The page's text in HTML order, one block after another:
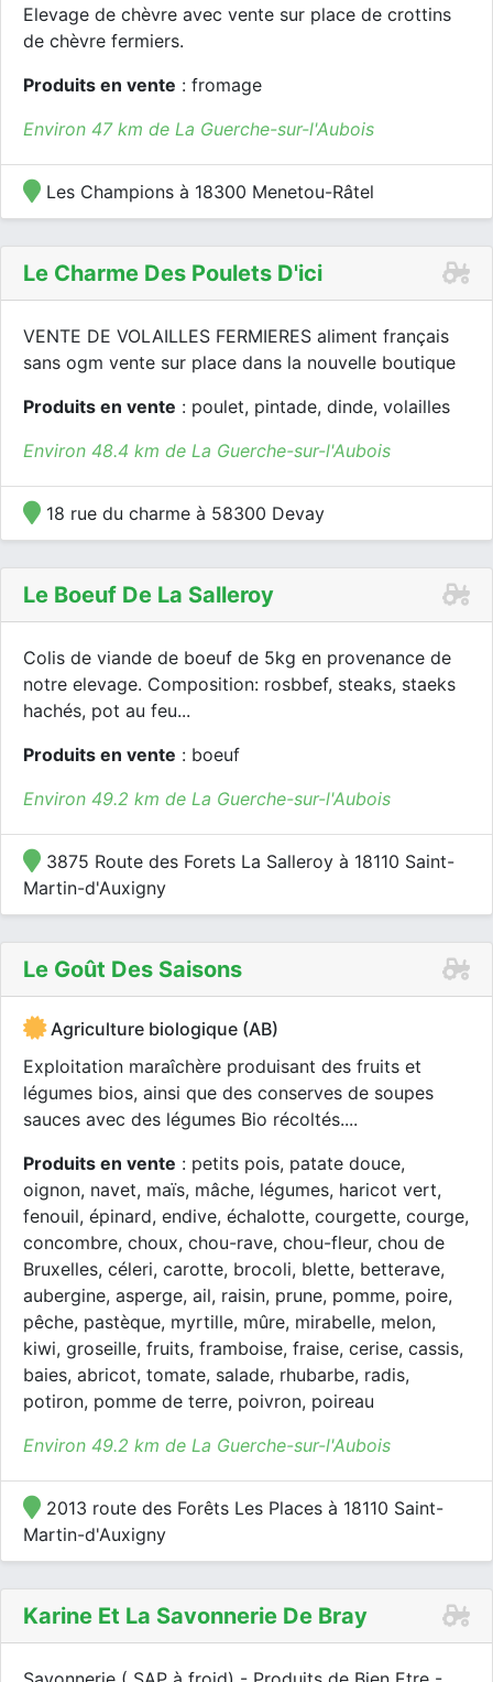
Elevage de chèvre avec vente sur place de crottins
de chèvre fermiers.
Produits en vente : fromage
Environ 47 km de La Guerche-sur-l'Aubois
Les Champions à 18300 Menetou-Râtel
Le Charme Des Poulets D'ici
VENTE DE VOLAILLES FERMIERES aliment français
sans ogm vente sur place dans la nouvelle boutique
Produits en vente : poulet, pintade, dinde, volailles
Environ 48.4 km de La Guerche-sur-l'Aubois
18 rue du charme à 58300 Devay
Le Boeuf De La Salleroy
Colis de viande de boeuf de 5kg en provenance de
notre elevage. Composition: rosbbef, steaks, staeks
hachés, pot au feu...
Produits en vente : boeuf
Environ 49.2 km de La Guerche-sur-l'Aubois
3875 Route des Forets La Salleroy à 18110 Saint-
Martin-d'Auxigny
Le Goût Des Saisons
Agriculture biologique (AB)
Exploitation maraîchère produisant des fruits et
légumes bios, ainsi que des conserves de soupes
sauces avec des légumes Bio récoltés....
Produits en vente : petits pois, patate douce,
oignon, navet, maïs, mâche, légumes, haricot vert,
fenouil, épinard, endive, échalotte, courgette, courge,
concombre, choux, chou-rave, chou-fleur, chou de
Bruxelles, céleri, carotte, brocoli, blette, betterave,
aubergine, asperge, ail, raisin, prune, pomme, poire,
pêche, pastèque, myrtille, mûre, mirabelle, melon,
kiwi, groseille, fruits, framboise, fraise, cerise, cassis,
baies, abricot, tomate, salade, rhubarbe, radis,
potiron, pomme de terre, poivron, poireau
Environ 49.2 km de La Guerche-sur-l'Aubois
2013 route des Forêts Les Places à 18110 Saint-
Martin-d'Auxigny
Karine Et La Savonnerie De Bray